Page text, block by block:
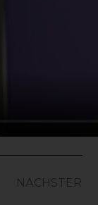
NÄCHSTER